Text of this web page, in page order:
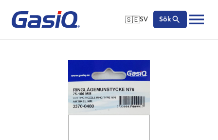
Hoppa till innehåll
🇸🇪SV
🇬🇧English
🇸🇪Svenska
Sök